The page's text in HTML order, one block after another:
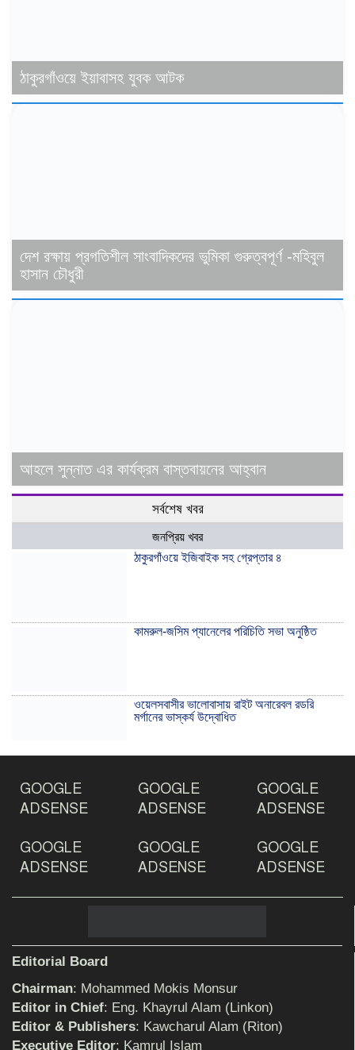
ঠাকুরগাঁওয়ে ইয়াবাসহ যুবক আটক
দেশ রক্ষায় প্রগতিশীল সাংবাদিকদের ভুমিকা গুরুত্বপূর্ণ -মহিবুল
হাসান চৌধুরী
আহলে সুন্নাত এর কার্যক্রম বাস্তবায়নের আহ্বান
সর্বশেষ খবর
জনপ্রিয় খবর
ঠাকুরগাঁওয়ে ইজিবাইক সহ গ্রেপ্তার ৪
কামরুল-জসিম প্যানেলের পরিচিতি সভা অনুষ্ঠিত
ওয়েলসবাসীর ভালোবাসায় রাইট অনারেবল রডরি
মর্গানের ভাস্কর্য উদ্বোধিত
দেশ রক্ষায় প্রগতিশীল সাংবাদিকদের ভুমিকা গুরুত্বপূর্ণ
-মহিবুল হাসান চৌধুরী
শিক্ষিকার ওপর হামলাকারীদের গ্রেফতারের দাবিতে
মানববন্ধন অনুষ্ঠিত
GOOGLE
ADSENSE
GOOGLE
ADSENSE
GOOGLE
ADSENSE
GOOGLE
ADSENSE
GOOGLE
ADSENSE
GOOGLE
ADSENSE
Editorial Board
Chairman: Mohammed Mokis Monsur
Editor in Chief: Eng. Khayrul Alam (Linkon)
Editor & Publishers: Kawcharul Alam (Riton)
Executive Editor: Kamrul Islam